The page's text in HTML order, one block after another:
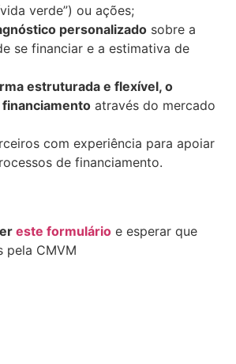
verde”) ou ações;
personalizado sobre a
se financiar e a estimativa de
estruturada e flexível, o
através do mercado
com experiência para apoiar
de financiamento.
este formulário e esperar que
pela CMVM